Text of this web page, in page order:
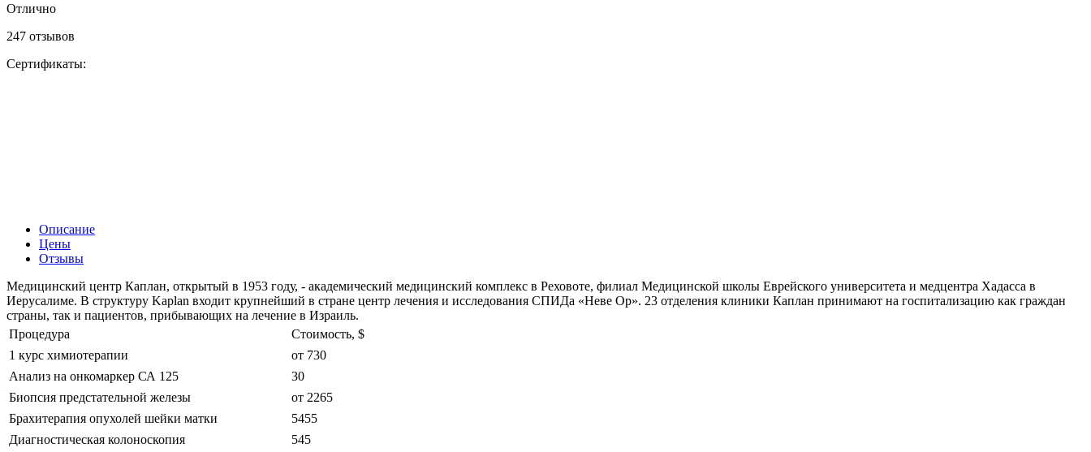
Отлично
247 отзывов
Сертификаты:
Описание
Цены
Отзывы
Медицинский центр Каплан, открытый в 1953 году, - академический медицинский комплекс в Реховоте, филиал Медицинской школы Еврейского университета и медцентра Хадасса в
Иерусалиме. В структуру Kaplan входит крупнейший в стране центр лечения и исследования СПИДа «Неве Ор». 23 отделения клиники Каплан принимают на госпитализацию как граждан
страны, так и пациентов, прибывающих на лечение в Израиль.
Процедура
Стоимость, $
1 курс химиотерапии
от 730
Анализ на онкомаркер СА 125
30
Биопсия предстательной железы
от 2265
Брахитерапия опухолей шейки матки
5455
Диагностическая колоноскопия
545